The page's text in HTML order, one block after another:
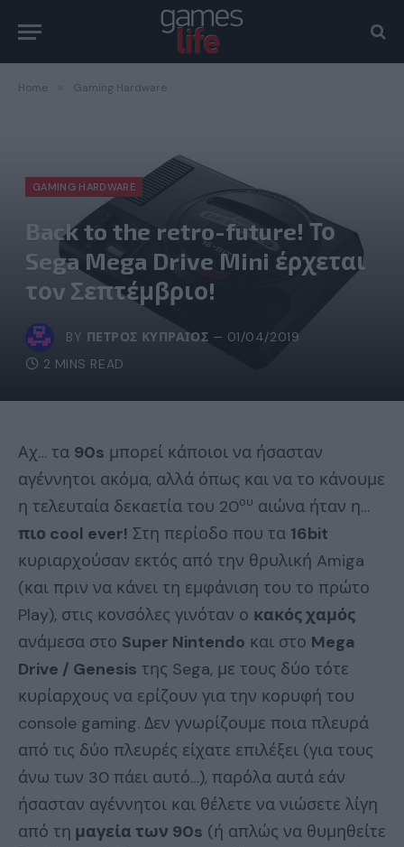
Home Gaming Hardware
GAMING HARDWARE
Back to the retro-future! Το
Sega Mega Drive Mini έρχεται
τοv Σεπτέμβριο!
BY ΠΈΤΡΟΣ ΚΥΠΡΑΊΟΣ
01/04/2019
2 MINS READ
Αχ… τα 90s μπορεί κάποιοι να ήσασταν
αγέννητοι ακόμα, αλλά όπως και να το κάνουμε
η τελευταία δεκαετία του 20ου αιώνα ήταν η…
πιο cool ever! Στη περίοδο που τα 16bit
κυριαρχούσαν εκτός από την θρυλική Amiga
(και πριν να κάνει τη εμφάνιση του το πρώτο
Play), στις κονσόλες γινόταν ο κακός χαμός
ανάμεσα στο Super Nintendo και στο Mega
Drive / Genesis της Sega, με τους δύο τότε
κυρίαρχους να ερίζουν για την κορυφή του
console gaming. Δεν γνωρίζουμε ποια πλευρά
από τις δύο πλευρές είχατε επιλέξει (για τους
άνω των 30 πάει αυτό…), παρόλα αυτά εάν
ήσασταν αγέννητοι και θέλετε να νιώσετε λίγη
από τη μαγεία των 90s (ή απλώς να θυμηθείτε